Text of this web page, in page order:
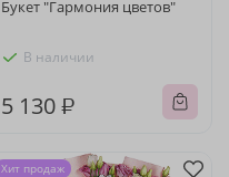
Букет "Гармония цветов"
В наличии
5 130 ₽
Хит продаж